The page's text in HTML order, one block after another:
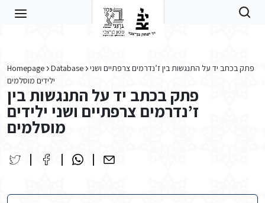
Homepage Database
פתק בכתב יד על התנגשות בין ז’נדרמים צרפתיים ושני
ילידים מוסלמים
פתק בכתב יד על התנגשות בין
ז’נדרמים צרפתיים ושני ילידים
מוסלמים